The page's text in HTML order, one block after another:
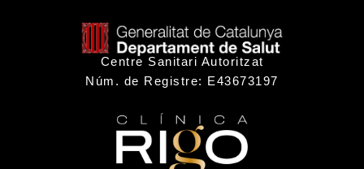
Centre Sanitari Autoritzat
Núm. de Registre: E43673197